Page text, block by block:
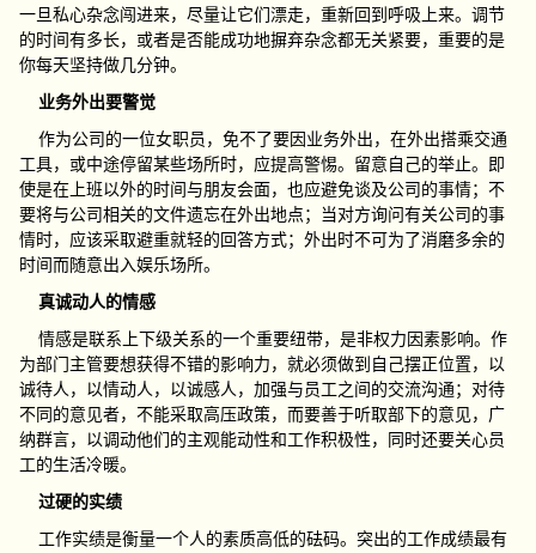
一旦私心杂念闯进来，尽量让它们漂走，重新回到呼吸上来。调节
的时间有多长，或者是否能成功地摒弃杂念都无关紧要，重要的是
你每天坚持做几分钟。
业务外出要警觉
作为公司的一位女职员，免不了要因业务外出，在外出搭乘交通
工具，或中途停留某些场所时，应提高警惕。留意自己的举止。即
使是在上班以外的时间与朋友会面，也应避免谈及公司的事情；不
要将与公司相关的文件遗忘在外出地点；当对方询问有关公司的事
情时，应该采取避重就轻的回答方式；外出时不可为了消磨多余的
时间而随意出入娱乐场所。
真诚动人的情感
情感是联系上下级关系的一个重要纽带，是非权力因素影响。作
为部门主管要想获得不错的影响力，就必须做到自己摆正位置，以
诚待人，以情动人，以诚感人，加强与员工之间的交流沟通；对待
不同的意见者，不能采取高压政策，而要善于听取部下的意见，广
纳群言，以调动他们的主观能动性和工作积极性，同时还要关心员
工的生活冷暖。
过硬的实绩
工作实绩是衡量一个人的素质高低的砝码。突出的工作成绩最有